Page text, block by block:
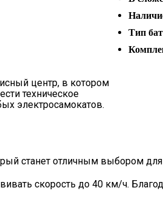
Тип
центр, в котором
техническое
электросамокатов.
станет отличным выбором
скорость до 40 км/ч.